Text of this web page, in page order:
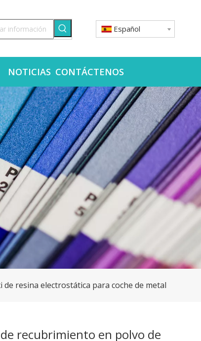
Español
NOTICIAS CONTÁCTENOS
resina electrostática para coche de metal
recubrimiento en polvo de